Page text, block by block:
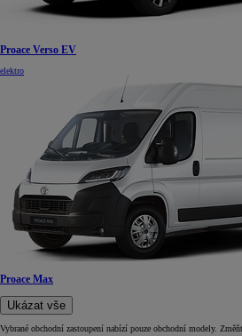
Proace Verso EV
elektro
Proace Max
Ukázat vše
Vybrané obchodní zastoupení nabízí pouze obchodní modely.